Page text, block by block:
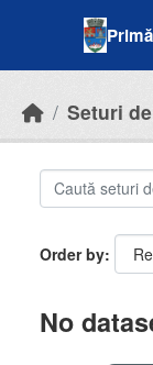
Seturi
Order by
No